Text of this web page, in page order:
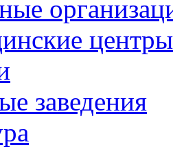
центры
заведения